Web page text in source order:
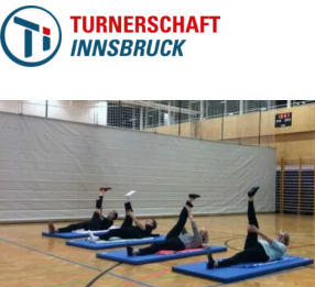
Zum
Inhalt